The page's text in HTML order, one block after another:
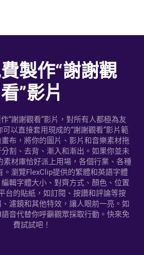
製作“謝謝觀
看”影片
“謝謝觀看”影片，對所有人都極為友
以直接套用現成的“謝謝觀看”影片範
布，將你的圖片、影片和音樂素材拖
割、去背、漸入和漸出。如果你並未
素材庫恰好派上用場，各個行業、各種
。瀏覽FlexClip提供的繁體和英語字體
輯字體大小、對齊方式、顏色、位置
台的貼紙，如訂閱、按讚和評論等按
濾鏡和其他特效，讓人眼前一亮。如
音代替你呼籲觀眾採取行動。快來免
費試試吧！